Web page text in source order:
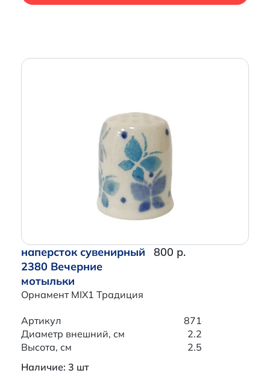
наперсток сувенирный
2380 Вечерние
мотыльки
Орнамент MIX1 Традиция
800 р.
Артикул
871
Диаметр внешний, см
2.2
Высота, см
2.5
Наличие: 3 шт